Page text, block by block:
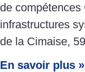
de compétences
infrastructures
de la Cimaise,
En savoir plus »